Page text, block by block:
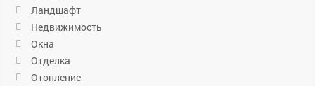
Ландшафт
Недвижимость
Окна
Отделка
Отопление